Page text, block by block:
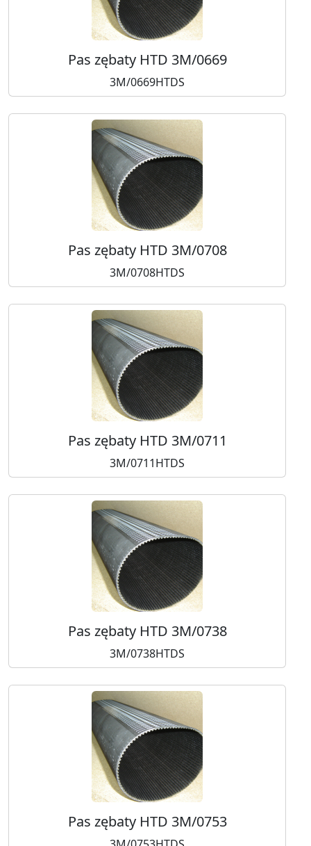
Pas zębaty HTD 3M/0669
3M/0669HTDS
Pas zębaty HTD 3M/0708
3M/0708HTDS
Pas zębaty HTD 3M/0711
3M/0711HTDS
Pas zębaty HTD 3M/0738
3M/0738HTDS
Pas zębaty HTD 3M/0753